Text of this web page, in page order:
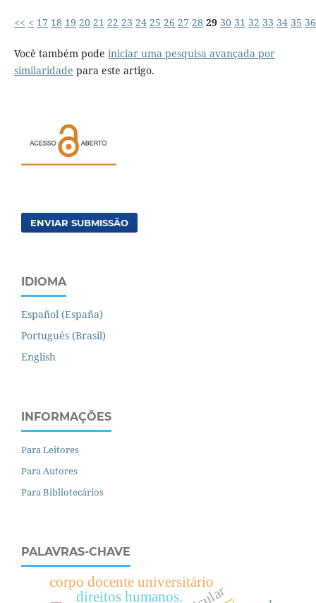
<< < 17 18 19 20 21 22 23 24 25 26 27 28 29 30 31 32 33 34 35 36
Você também pode iniciar uma pesquisa avançada por
similaridade para este artigo.
ENVIAR SUBMISSÃO
IDIOMA
Español (España)
Português (Brasil)
English
INFORMAÇÕES
Para Leitores
Para Autores
Para Bibliotecários
PALAVRAS-CHAVE
corpo docente universitário
direitos humanos.